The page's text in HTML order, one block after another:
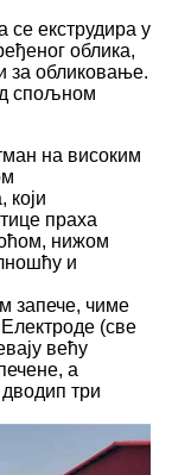
екструдира у
облика,
за обликовање.
спољном
на високим
који
праха
нижом
и
запече, чиме
(све
већу
а
три